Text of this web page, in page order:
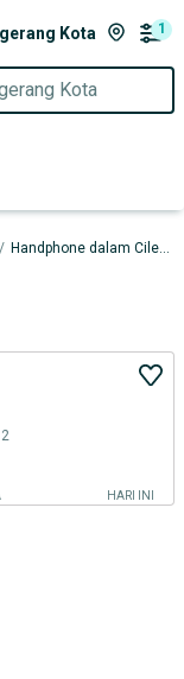
Kota 1
Kota
/ Handphone dalam Ciledug
HARI INI